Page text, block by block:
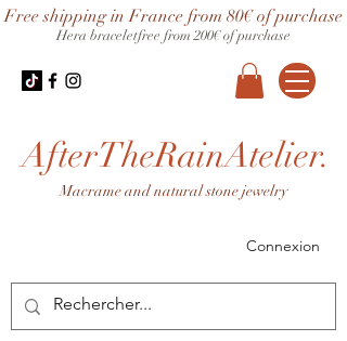
AfterTheRainAtelier.
Macrame and natural stone jewelry
Connexion
Free shipping in France from 80€ of purchase
Hera braceletfree from 200€ of purchase